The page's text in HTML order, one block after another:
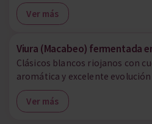
Ver más
Viura (Macabeo) fermentada
Clásicos blancos riojanos con
aromática y excelente
Ver más